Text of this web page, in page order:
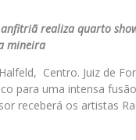
realiza quarto
mineira
Centro. Juiz de
para uma intensa
receberá os artistas